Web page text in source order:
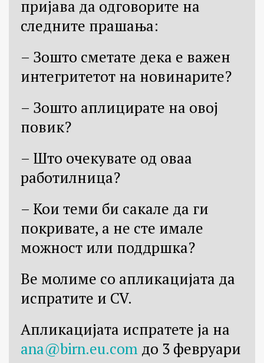
пријава да одговорите на
следните прашања:
– Зошто сметате дека е важен
интегритетот на новинарите?
– Зошто аплицирате на овој
повик?
– Што очекувате од оваа
работилница?
– Кои теми би сакале да ги
покривате, а не сте имале
можност или поддршка?
Ве молиме со апликацијата да
испратите и CV.
Апликацијата испратете ја на
ana@birn.eu.com до 3 февруари